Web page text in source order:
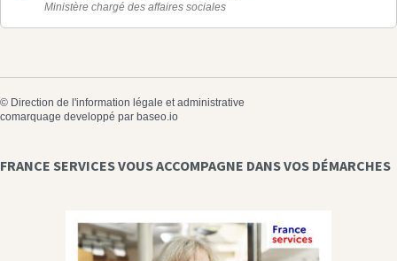
Ministère chargé des affaires sociales
© Direction de l'information légale et administrative
comarquage developpé par baseo.io
FRANCE SERVICES VOUS ACCOMPAGNE DANS VOS DÉMARCHES